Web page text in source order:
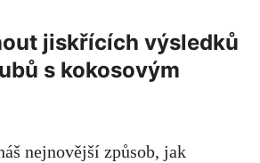
jiskřících výsledků
s kokosovým
nejnovější způsob, jak